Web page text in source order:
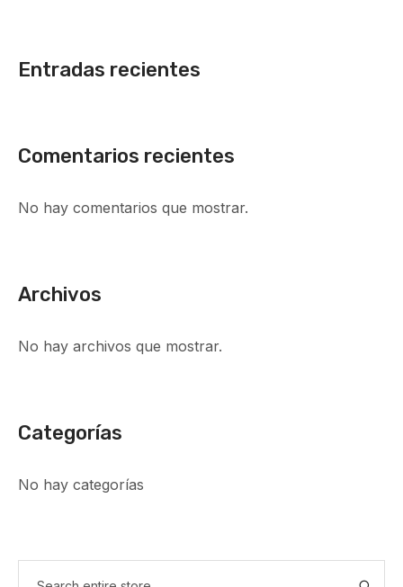
Entradas recientes
Comentarios recientes
No hay comentarios que mostrar.
Archivos
No hay archivos que mostrar.
Categorías
No hay categorías